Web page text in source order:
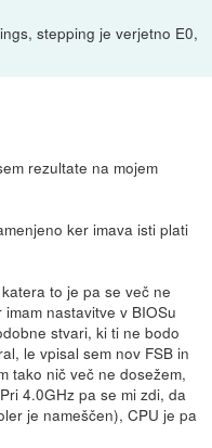
stepping je verjetno E0,
rezultate na mojem
ker imava isti plati
to je pa se več ne
nastavitve v BIOSu
stvari, ki ti ne bodo
le vpisal sem nov FSB in
tako nič več ne dosežem,
4.0GHz pa se mi zdi, da
je nameščen), CPU je pa